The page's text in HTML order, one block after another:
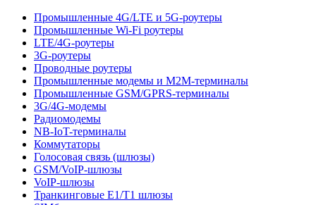
Промышленные 4G/LTE и 5G-роутеры
Промышленные Wi-Fi роутеры
LTE/4G-роутеры
3G-роутеры
Проводные роутеры
Промышленные модемы и M2M-терминалы
Промышленные GSM/GPRS-терминалы
3G/4G-модемы
Радиомодемы
NB-IoT-терминалы
Коммутаторы
Голосовая связь (шлюзы)
GSM/VoIP-шлюзы
VoIP-шлюзы
Транкинговые E1/T1 шлюзы